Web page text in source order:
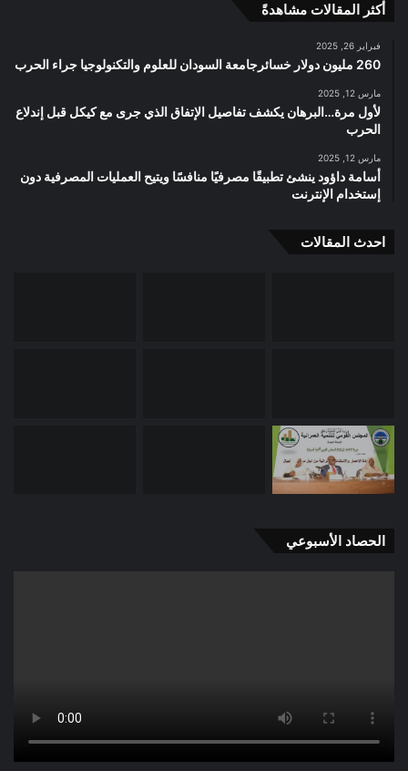
أكثر المقالات مشاهدةً
فبراير 26, 2025
260 مليون دولار خسائرجامعة السودان للعلوم والتكنولوجيا جراء الحرب
مارس 12, 2025
لأول مرة…البرهان يكشف تفاصيل الإتفاق الذي جرى مع كيكل قبل إندلاع
الحرب
مارس 12, 2025
أسامة داؤود ينشئ تطبيقًا مصرفيًا منافسًا ويتيح العمليات المصرفية دون
إستخدام الإنترنت
احدث المقالات
الحصاد الأسبوعي